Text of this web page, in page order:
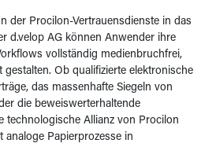
der Procilon-Vertrauensdienste in das
d.velop AG können Anwender ihre
vollständig medienbruchfrei,
gestalten. Ob qualifizierte elektronische
das massenhafte Siegeln von
die beweiswerterhaltende
technologische Allianz von Procilon
analoge Papierprozesse in